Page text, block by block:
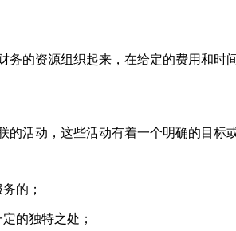
的资源组织起来，在给定的费用和
的活动，这些活动有着一个明确的目标
的；
的独特之处；